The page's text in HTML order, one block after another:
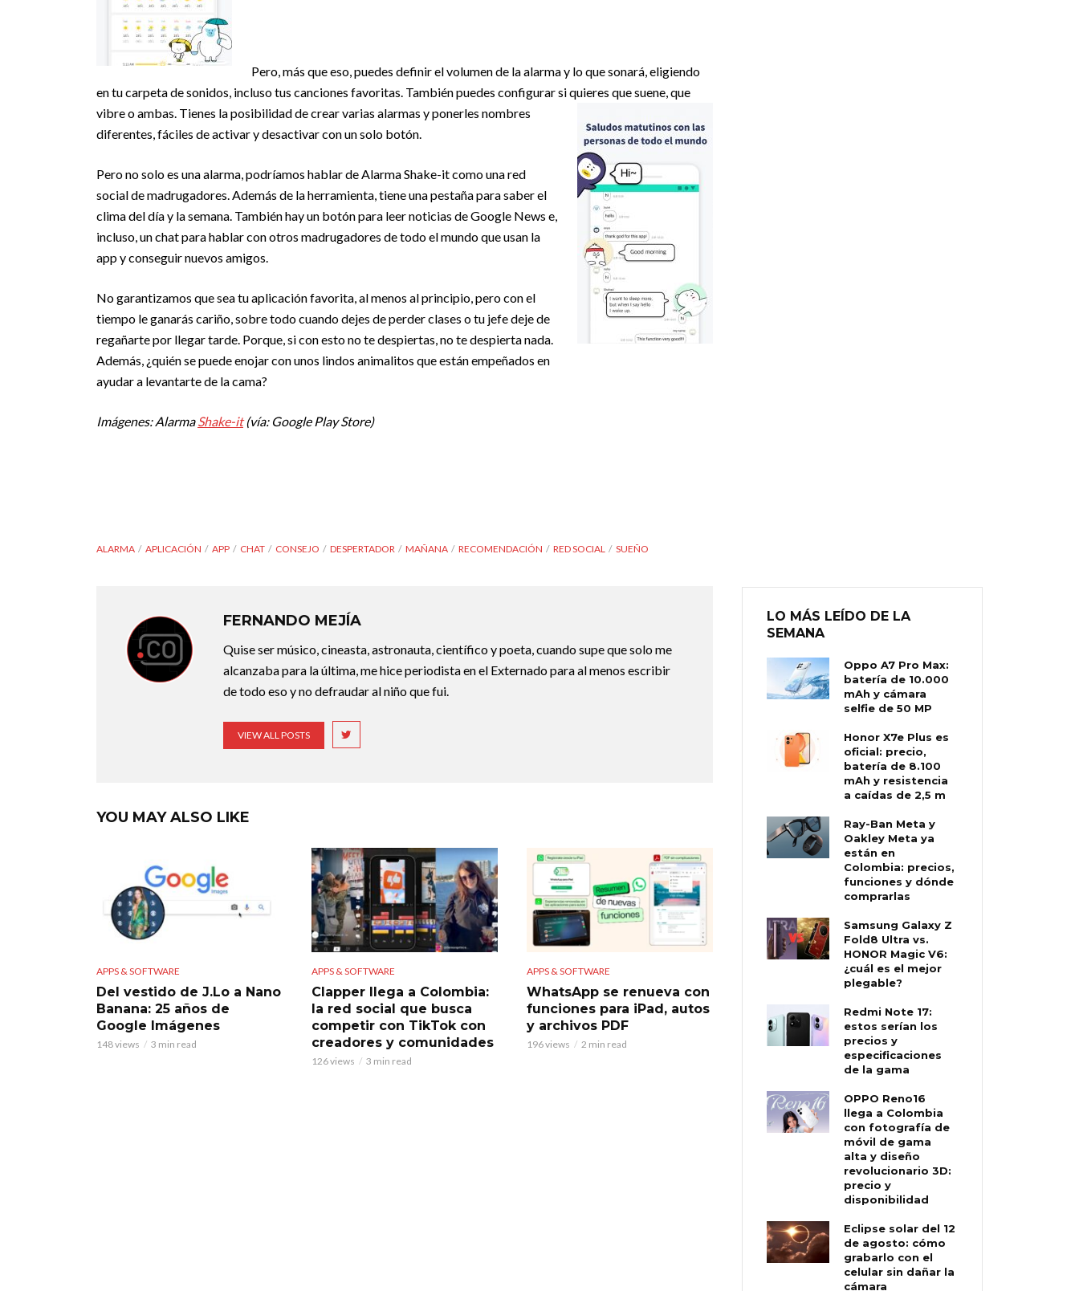
Pero, más que eso, puedes definir el volumen de la alarma y lo que sonará, eligiendo
en tu carpeta de sonidos, incluso tus canciones favoritas. También puedes configurar si quieres que suene, que
vibre o ambas. Tienes la posibilidadde crear varias alarmas y ponerles nombres
diferentes, fáciles de activar y desactivar con un solo botón.
Pero no solo es una alarma, podríamos hablar de Alarma Shake-it como una red
social de madrugadores. Además de la herramienta, tiene una pestaña para saber el
clima del día y la semana. También hay un botón para leer noticias de Google News e,
incluso, un chat para hablar con otros madrugadores de todo el mundo que usan la
app y conseguir nuevos amigos.
No garantizamos que sea tu aplicación favorita, al menos al principio, pero con el
tiempo le ganarás cariño, sobre todo cuando dejes de perder clases o tu jefe deje de
regañarte por llegar tarde. Porque, si con esto no te despiertas, no te despierta nada.
Además, ¿quién se puede enojar con unos lindos animalitos que están empeñados en
ayudar a levantarte de la cama?
Imágenes: AlarmaShake-it(vía: Google Play Store)
ALARMA APLICACIÓN APP CHAT CONSEJO DESPERTADOR MAÑANA RECOMENDACIÓN RED SOCIAL SUEÑO
FERNANDO MEJÍA
Quise ser músico, cineasta, astronauta, científico y poeta, cuando supe que solo me
alcanzaba para la última, me hice periodista en el Externado para al menos escribir
de todo eso y no defraudar al niño que fui.
VIEW ALL POSTS
YOU MAY ALSO LIKE
APPS & SOFTWARE
Del vestido de J.Lo a Nano
Banana: 25 años de
Google Imágenes
148 views 3 min read
APPS & SOFTWARE
Clapper llega a Colombia:
la red social que busca
competir con TikTok con
creadores y comunidades
126 views 3 min read
APPS & SOFTWARE
WhatsApp se renueva con
funciones para iPad, autos
y archivos PDF
196 views 2 min read
LO MÁS LEÍDO DE LA
SEMANA
Oppo A7 Pro Max:
batería de 10.000
mAh y cámara
selfie de 50 MP
Honor X7e Plus es
oficial: precio,
batería de 8.100
mAh y resistencia
a caídas de 2,5 m
Ray-Ban Meta y
Oakley Meta ya
están en
Colombia: precios,
funciones y dónde
comprarlas
Samsung Galaxy Z
Fold8 Ultra vs.
HONOR Magic V6:
¿cuál es el mejor
plegable?
Redmi Note 17:
estos serían los
precios y
especificaciones
de la gama
OPPO Reno16
llega a Colombia
con fotografía de
móvil de gama
alta y diseño
revolucionario 3D:
precio y
disponibilidad
Eclipse solar del 12
de agosto: cómo
grabarlo con el
celular sin dañar la
cámara